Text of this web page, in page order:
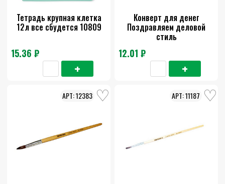
Тетрадь крупная клетка
12л все сбудется 10809
15.36 ₽
Конверт для денег
Поздравляем деловой
стиль
12.01 ₽
12383 11187